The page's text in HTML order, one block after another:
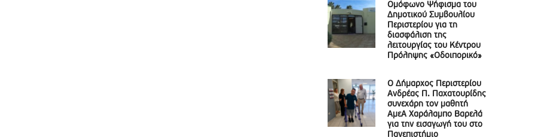
Ομόφωνο Ψήφισμα του
Δημοτικού Συμβουλίου
Περιστερίου για τη
διασφάλιση της
λειτουργίας του Κέντρου
Πρόληψης «Οδοιπορικό»
Ο Δήμαρχος Περιστερίου
Ανδρέας Π. Παχατουρίδης
συνεχάρη τον μαθητή
ΑμεΑ Χαράλαμπο Βαρελά
για την εισαγωγή του στο
Πανεπιστήμιο